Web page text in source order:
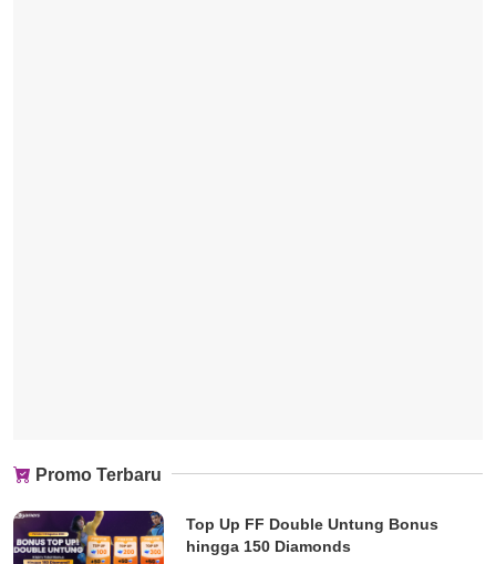
Promo Terbaru
Top Up FF Double Untung Bonus
hingga 150 Diamonds